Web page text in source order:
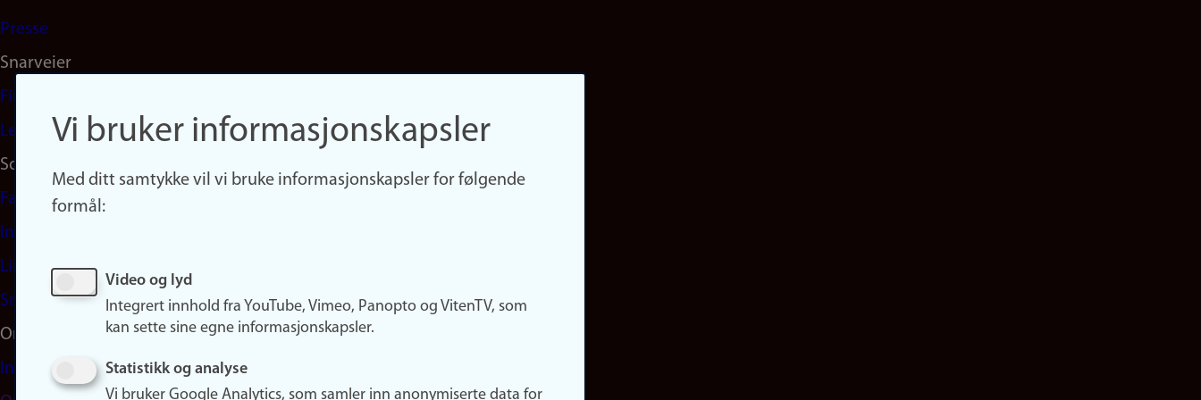
Presse
Snarveier
Finn studier
Ledige stillinger
Sosiale medier
Facebook
Instagram
LinkedIn
Snapchat
Om nettstedet
Informasjonskapsler
Vi bruker informasjonskapsler
Med ditt samtykke vil vi bruke informasjonskapsler for følgende
formål:
Video og lyd
Integrert innhold fra YouTube, Vimeo, Panopto og VitenTV, som
kan sette sine egne informasjonskapsler.
Statistikk og analyse
Vi bruker Google Analytics, som samler inn anonymiserte data for